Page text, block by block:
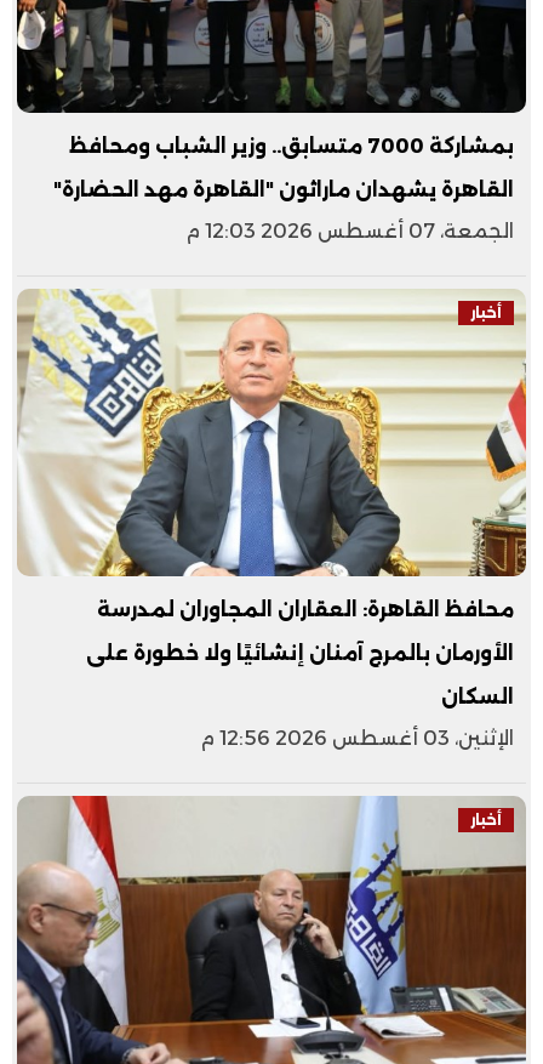
بمشاركة 7000 متسابق.. وزير الشباب ومحافظ
القاهرة يشهدان ماراثون "القاهرة مهد الحضارة"
الجمعة، 07 أغسطس 2026 12:03 م
أخبار
محافظ القاهرة: العقاران المجاوران لمدرسة
الأورمان بالمرج آمنان إنشائيًا ولا خطورة على
السكان
الإثنين، 03 أغسطس 2026 12:56 م
أخبار